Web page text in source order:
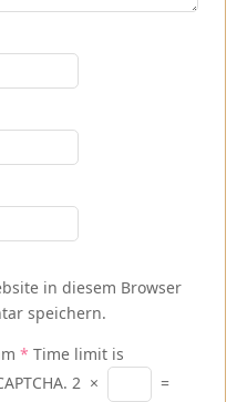
in diesem Browser
speichern.
* Time limit is
2 ×
=